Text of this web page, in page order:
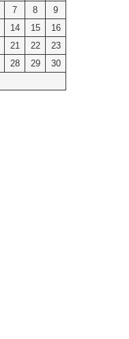
7 8
9
14 15
16
21 22
23
28 29
30